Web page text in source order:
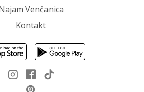
Venčanica
Kontakt